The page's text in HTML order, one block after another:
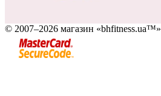
© 2007–2026 магазин «bhfitness.ua™»